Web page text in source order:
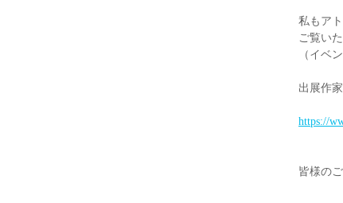
私もア
ご覧い
（イベ
出展作
https://
皆様の